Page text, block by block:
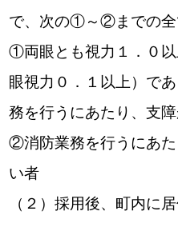
で、次の①～②までの全
①両眼とも視力１．０
眼視力０．１以上）で
務を行うにあたり、支
②消防業務を行うにあ
い者
（２）採用後、町内に